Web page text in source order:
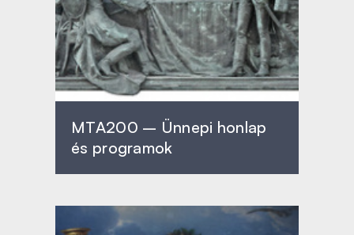
MTA200 – Ünnepi honlap
és programok